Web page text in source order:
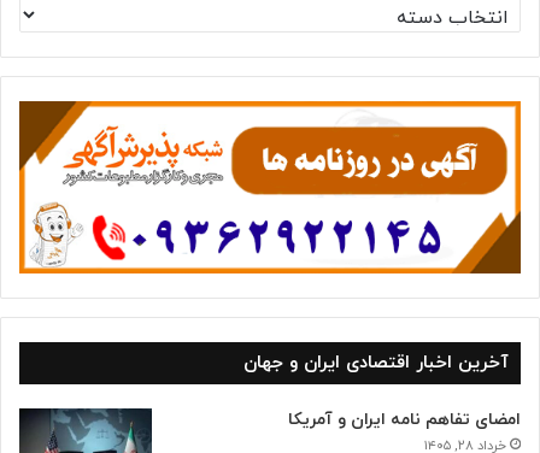
س
ت
ه‌
ه
آخرین اخبار اقتصادی ایران و جهان
امضای تفاهم نامه ایران و آمریکا
خرداد ۲۸, ۱۴۰۵